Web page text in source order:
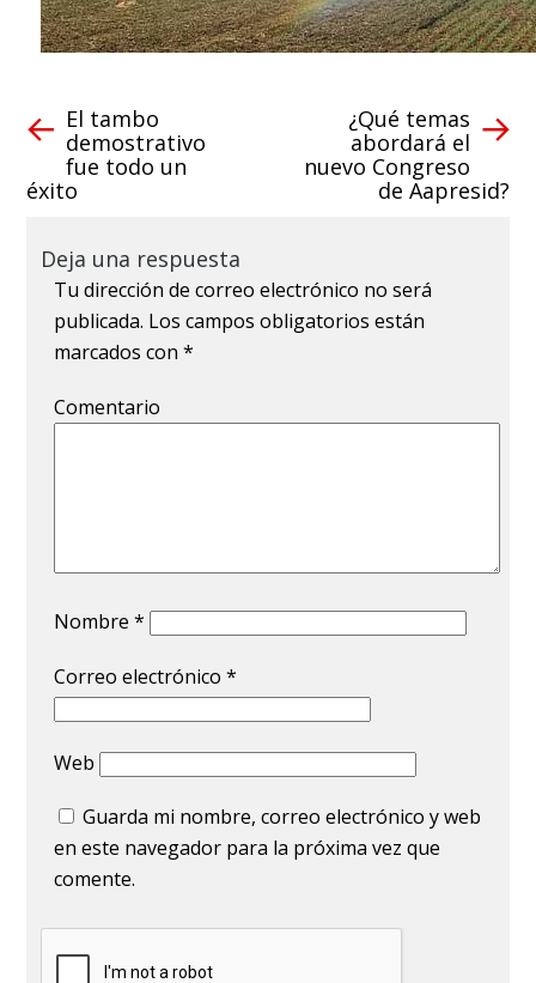
El tambo
demostrativo
fue todo un
éxito
¿Qué temas
abordará el
nuevo Congreso
de Aapresid?
Deja una respuesta
Tu dirección de correo electrónico no será
publicada. Los campos obligatorios están
marcados con*
Comentario
Nombre*
Correo electrónico*
Web
Guarda mi nombre, correo electrónico y web
en este navegador para la próxima vez que
comente.